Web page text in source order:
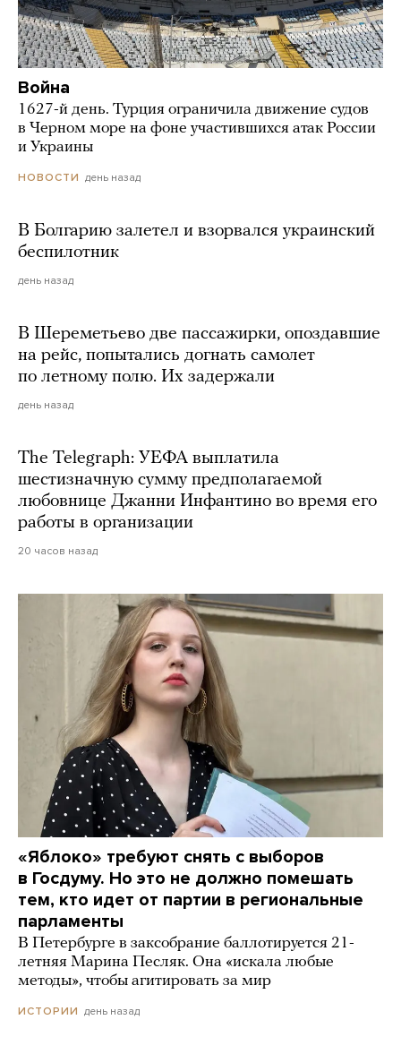
Война
1627-й день. Турция ограничила движение судов
в Черном море на фоне участившихся атак России
и Украины
НОВОСТИ день назад
В Болгарию залетел и взорвался украинский
беспилотник
день назад
В Шереметьево две пассажирки, опоздавшие
на рейс, попытались догнать самолет
по летному полю. Их задержали
день назад
The Telegraph: УЕФА выплатила
шестизначную сумму предполагаемой
любовнице Джанни Инфантино во время его
работы в организации
20 часов назад
«Яблоко» требуют снять с выборов
в Госдуму. Но это не должно помешать
тем, кто идет от партии в региональные
парламенты
В Петербурге в заксобрание баллотируется 21-
летняя Марина Песляк. Она «искала любые
методы», чтобы агитировать за мир
ИСТОРИИ день назад